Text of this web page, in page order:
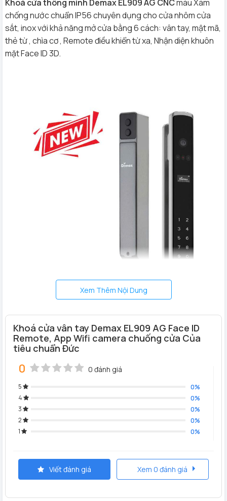
Khoá cửa thông minh Demax EL909 AG CNCmàu Xám
chống nước chuẩn IP56 chuyên dụng cho cửa nhôm cửa
sắt, inox với khả năng mở cửa bằng 6 cách: vân tay, mật mã,
thẻ từ , chìa cơ , Remote điều khiển từ xa, Nhận diện khuôn
mặt Face ID 3D.
Chất liệu:
khoá cửa nhôm Demax EL909 AG
bằng thép không gỉ sus 304
Xem Thêm Nội Dung
Khoá cửa vân tay Demax EL909 AG Face ID
Remote, App Wifi camera chuống cửa Của
tiêu chuẩn Đức
0 0 đánh giá
5
0%
4
0%
3
0%
2
0%
1
0%
Viết đánh giá Xem 0 đánh giá